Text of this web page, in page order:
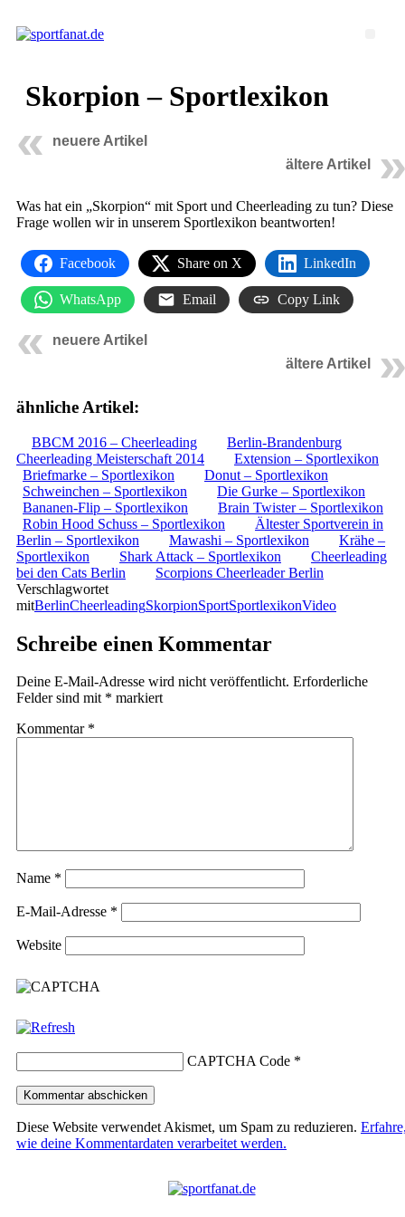
Skorpion – Sportlexikon
neuere Artikel
ältere Artikel
Was hat ein „Skorpion“ mit Sport und Cheerleading zu tun? Diese
Frage wollen wir in unserem Sportlexikon beantworten!
Facebook Share on X LinkedIn
WhatsApp Email Copy Link
neuere Artikel
ältere Artikel
ähnliche Artikel:
BBCM 2016 – Cheerleading
Berlin-Brandenburg
Cheerleading Meisterschaft 2014
Extension – Sportlexikon
Briefmarke – Sportlexikon
Donut – Sportlexikon
Schweinchen – Sportlexikon
Die Gurke – Sportlexikon
Bananen-Flip – Sportlexikon
Brain Twister – Sportlexikon
Robin Hood Schuss – Sportlexikon
Ältester Sportverein in
Berlin – Sportlexikon
Mawashi – Sportlexikon
Krähe –
Sportlexikon
Shark Attack – Sportlexikon
Cheerleading
bei den Cats Berlin
Scorpions Cheerleader Berlin
Verschlagwortet
mitBerlinCheerleadingSkorpionSportSportlexikonVideo
Schreibe einen Kommentar
Deine E-Mail-Adresse wird nicht veröffentlicht. Erforderliche
Felder sind mit * markiert
Kommentar *
Name *
E-Mail-Adresse *
Website
CAPTCHA Code *
Diese Website verwendet Akismet, um Spam zu reduzieren.
wie deine Kommentardaten verarbeitet werden.